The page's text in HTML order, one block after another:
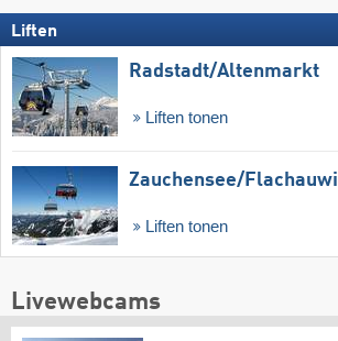
Liften
Radstadt/​Altenmarkt
Liften tonen
Zauchensee/​
Liften tonen
Livewebcams